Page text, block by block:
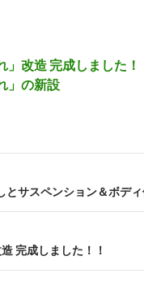
」改造 完成しました！
」の新設
とサスペンション＆ボデ
完成しました！！